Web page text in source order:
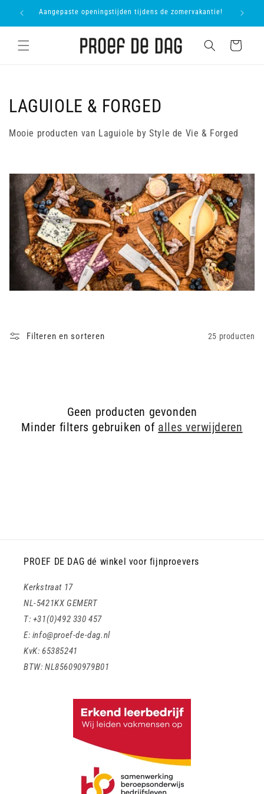
naar deAangepaste openingstijden tijdens de zomervakantie!
Winkelwagen
C
o
l
e
t
e
LAGUIOLE & FORGED
Mooie producten van Laguiole by Style de Vie & Forged
Filteren en sorteren 25 producten
Geen producten gevonden
Minder filters gebruiken of alles verwijderen
PROEF DE DAG dé winkel voor fijnproevers
Kerkstraat 17
NL-5421KX GEMERT
T: +31(0)492 330 457
E: info@proef-de-dag.nl
KvK: 65385241
BTW: NL856090979B01